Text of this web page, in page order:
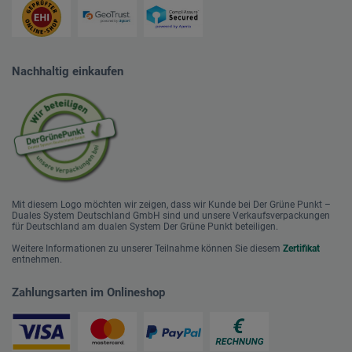
Nachhaltig einkaufen
Mit diesem Logo möchten wir zeigen, dass wir Kunde bei Der Grüne Punkt –
Duales System Deutschland GmbH sind und unsere Verkaufsverpackungen
für Deutschland am dualen System Der Grüne Punkt beteiligen.
Weitere Informationen zu unserer Teilnahme können Sie diesem Zertifikat
entnehmen.
Zahlungsarten im Onlineshop